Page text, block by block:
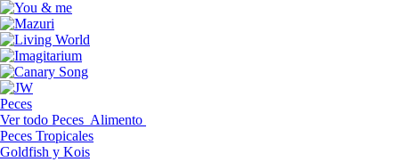
Peces
Ver todo Peces Alimento
Peces Tropicales
Goldfish y Kois